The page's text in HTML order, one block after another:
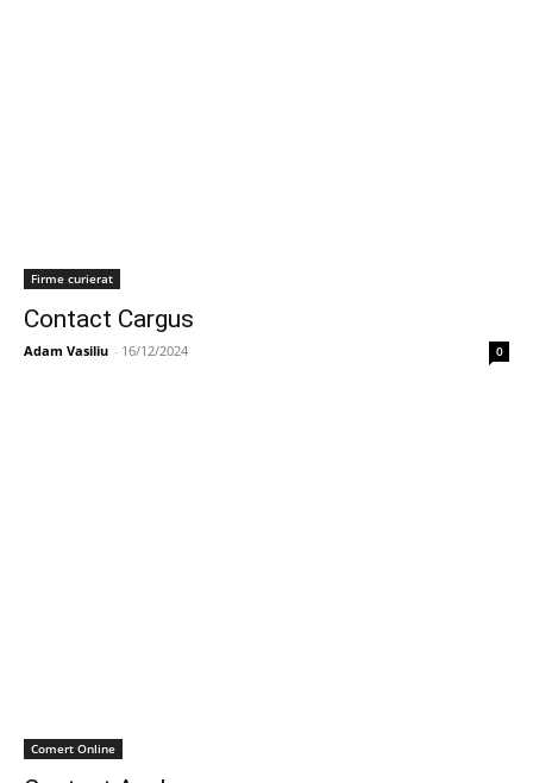
Firme curierat
Contact Cargus
Adam Vasiliu - 16/12/2024 0
Comert Online